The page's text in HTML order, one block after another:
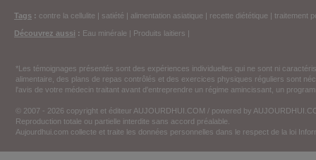
Tags : contre la cellulite satiété alimentation asiatique recette diététique traitement
Découvrez aussi : Eau minérale Produits laitiers
*Les témoignages présentés sont des expériences individuelles qui ne sont ni
alimentaire, des plans de repas contrôlés et des exercices physiques réguliers sont
l'avis de votre médecin traitant avant d'entreprendre un régime amincissant, un
© 2007 - 2026 copyright et éditeur AUJOURDHUI.COM / powered by
Reproduction totale ou partielle interdite sans accord préalable.
Aujourdhui.com collecte et traite les données personnelles dans le respect de la loi